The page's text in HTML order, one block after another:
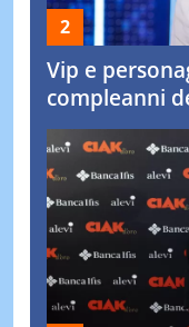
Vip e
compleanni